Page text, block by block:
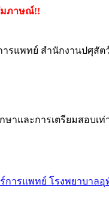
มภาษณ์!!
รแพทย์ สำนักงานปศุสัต
าและการเตรียมสอบเ